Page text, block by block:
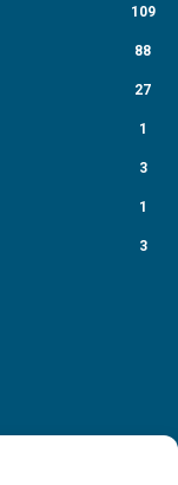
109
88
27
1
3
1
3